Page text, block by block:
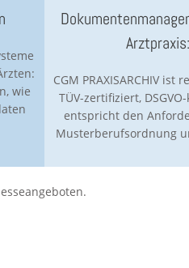
wie
Arztpraxis:
CGM PRAXISARCHIV ist
TÜV-zertifiziert,
entspricht den
Musterberufsordnung